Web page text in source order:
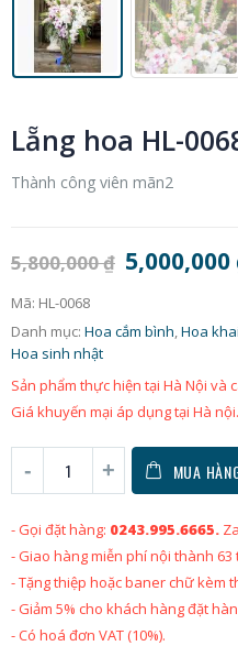
Lẵng hoa HL-
Thành công viên mãn2
5,800,000₫ 5,000,000
Mã: HL-0068
Danh mục: Hoa cắm bình,Hoa
Hoa sinh nhật
Sản phẩm thực hiện tại Hà Nội và
Giá khuyến mại áp dụng tại Hà nội.
MUA
- Gọi đặt hàng: 0243.995.6665.
- Giao hàng miễn phí nội thành
- Tặng thiệp hoặc baner chữ kèm
- Giảm 5% cho khách hàng đặt
- Có hoá đơn VAT (10%).